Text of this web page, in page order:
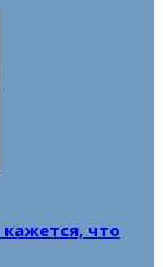
что